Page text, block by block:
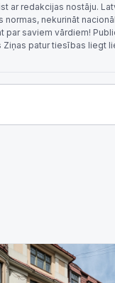
ar redakcijas nostāju.
nekurināt
par saviem vārdiem!
patur tiesības liegt